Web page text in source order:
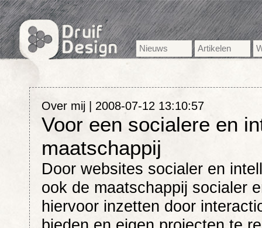
Nieuws Artikelen
Over mij | 2008-07-12 13:10:57
Voor een socialere en
maatschappij
Door websites socialer en
ook de maatschappij socialer
hiervoor inzetten door